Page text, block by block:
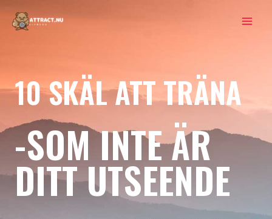
10 SKÄL ATT TRÄNA
-SOM INTE ÄR
DITT UTSEENDE